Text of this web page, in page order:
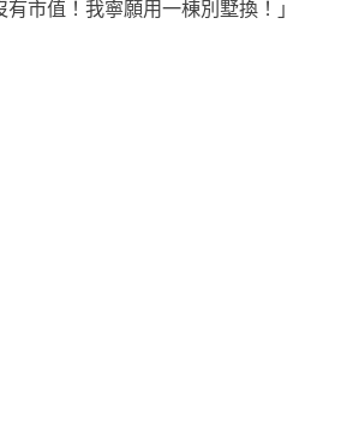
市值！我寧願用一棟別墅換！」